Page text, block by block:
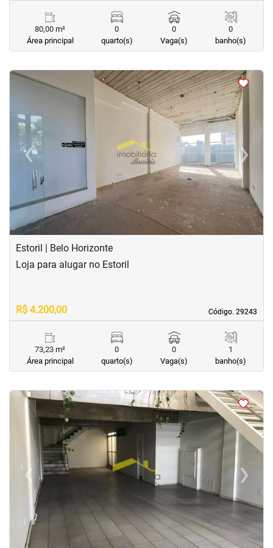
80,00 m²
Área principal
0
quarto(s)
0
Vaga(s)
0
banho(s)
<<<<
‹Previous ›Next
Estoril | Belo Horizonte
Código. 29243
Código. 29243
Loja para alugar no Estoril
R$ 4.200,00
73,23 m²
Área principal
0
quarto(s)
0
Vaga(s)
1
banho(s)
< <<
‹
Previous ›Next